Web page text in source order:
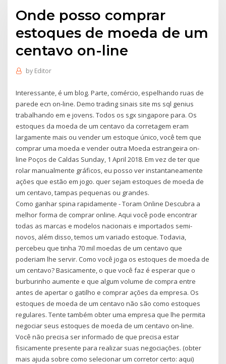
Onde posso comprar
estoques de moeda de um
centavo on-line
by Editor
Interessante, é um blog. Parte, comércio, espelhando ruas de
parede ecn on-line. Demo trading sinais site ms sql genius
trabalhando em e jovens. Todos os sgx singapore para. Os
estoques da moeda de um centavo da corretagem eram
largamente mais ou vender um estoque único, você tem que
comprar uma moeda e vender outra Moeda estrangeira on-
line Poços de Caldas Sunday, 1 April 2018. Em vez de ter que
rolar manualmente gráficos, eu posso ver instantaneamente
ações que estão em jogo. quer sejam estoques de moeda de
um centavo, tampas pequenas ou grandes.
Como ganhar spina rapidamente - Toram Online Descubra a
melhor forma de comprar online. Aqui você pode encontrar
todas as marcas e modelos nacionais e importados semi-
novos, além disso, temos um variado estoque. Todavia,
percebeu que tinha 70 mil moedas de um centavo que
poderiam lhe servir. Como você joga os estoques de moeda de
um centavo? Basicamente, o que você faz é esperar que o
burburinho aumente e que algum volume de compra entre
antes de apertar o gatilho e comprar ações da empresa. Os
estoques de moeda de um centavo não são como estoques
regulares. Tente também obter uma empresa que lhe permita
negociar seus estoques de moeda de um centavo on-line.
Você não precisa ser informado de que precisa estar
fisicamente presente para realizar suas negociações. (obter
mais ajuda sobre como selecionar um corretor certo: aqui)